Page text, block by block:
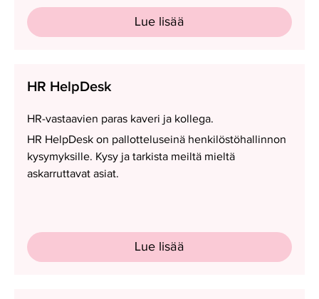
Lue lisää
HR HelpDesk
HR-vastaavien paras kaveri ja kollega.
HR HelpDesk on pallotteluseinä henkilöstöhallinnon
kysymyksille. Kysy ja tarkista meiltä mieltä
askarruttavat asiat.
HelpDesk
Lue lisää